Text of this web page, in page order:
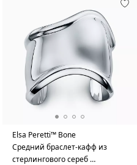
Elsa Peretti™ Bone
Средний браслет-кафф из
стерлингового сереб …